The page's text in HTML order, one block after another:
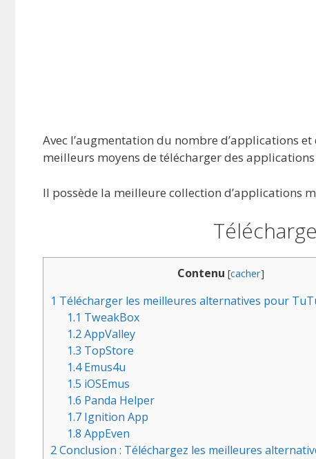
Avec l’augmentation du nombre d’applications
meilleurs moyens de télécharger des
Il possède la meilleure collection d’applications
Contenu [cacher]
1 Télécharger les meilleures alternatives pour
1.1 TweakBox
1.2AppValley
1.3 TopStore
1.4Emus4u
1.5 iOSEmus
1.6 Panda Helper
1.7 Ignition App
1.8 AppEven
2Conclusion : Téléchargez les meilleures